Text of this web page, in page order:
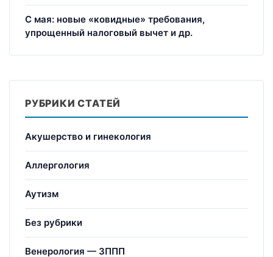
С мая: новые «ковидные» требования,
упрощенный налоговый вычет и др.
РУБРИКИ СТАТЕЙ
Акушерство и гинекология
Аллергология
Аутизм
Без рубрики
Венерология — ЗППП